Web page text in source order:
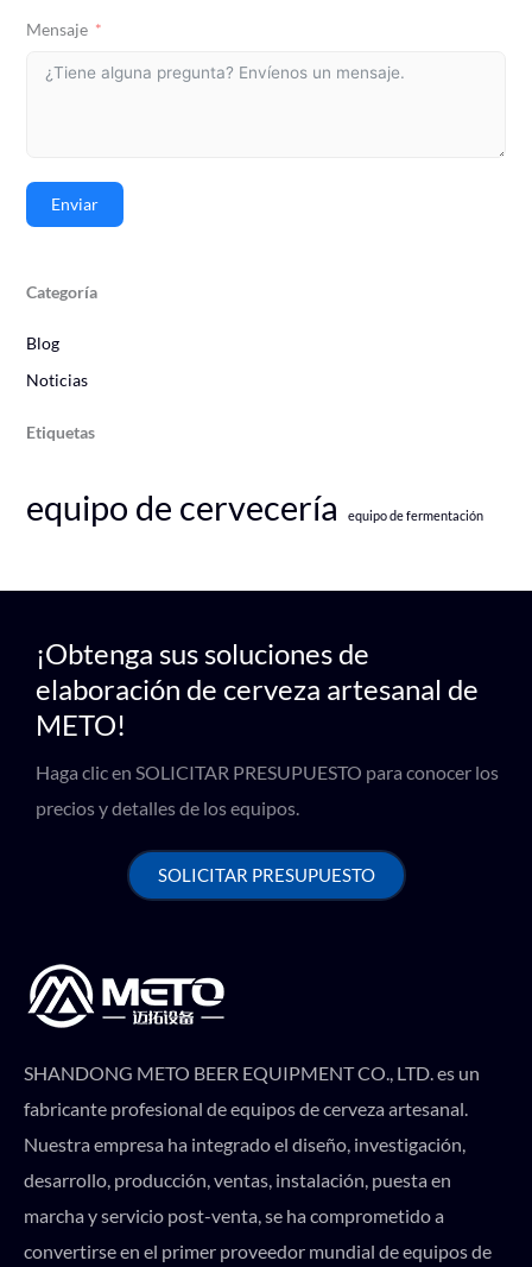
Mensaje
Enviar
Categoría
Blog
Noticias
Etiquetas
equipo de cervecería equipo de fermentación
¡Obtenga sus soluciones de
elaboración de cerveza artesanal de
METO!
Haga clic en SOLICITAR PRESUPUESTO para conocer los
precios y detalles de los equipos.
SOLICITAR PRESUPUESTO
SHANDONG METO BEER EQUIPMENT CO., LTD. es un
fabricante profesional de equipos de cerveza artesanal.
Nuestra empresa ha integrado el diseño, investigación,
desarrollo, producción, ventas, instalación, puesta en
marcha y servicio post-venta, se ha comprometido a
convertirse en el primer proveedor mundial de equipos de